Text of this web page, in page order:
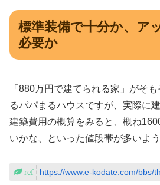
標準装備で十分か、ア
必要か
「880万円で建てられる家」がそ
るパパまるハウスですが、実際に
建築費用の概算をみると、概ね
いかな、といった値段帯が多いよう
https://www.e-kodate.com/bbs/